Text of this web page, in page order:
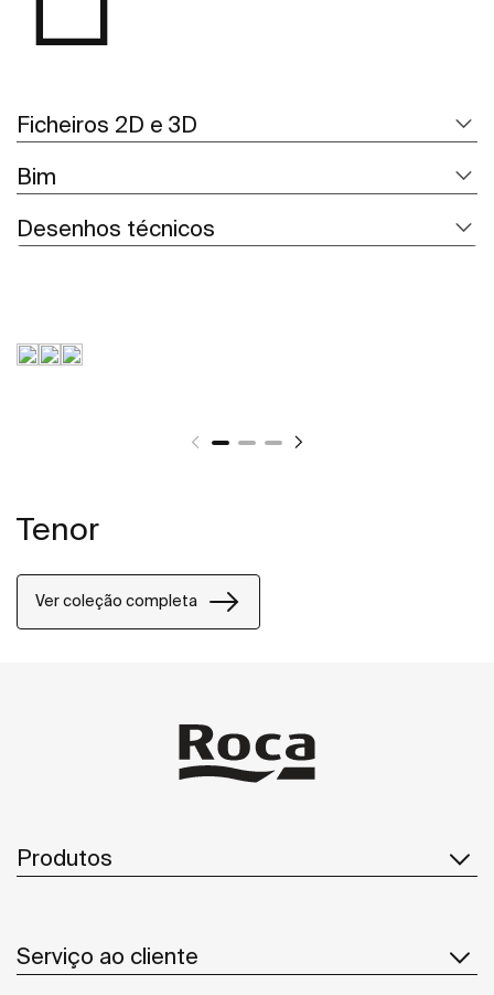
Ficheiros 2D e 3D
Bim
Desenhos técnicos
Tenor
Ver coleção completa
Produtos
Serviço ao cliente